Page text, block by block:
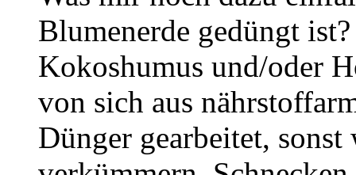
Blumenerde gedüngt
Kokoshumus und/oder
von sich aus
Dünger gearbeitet,